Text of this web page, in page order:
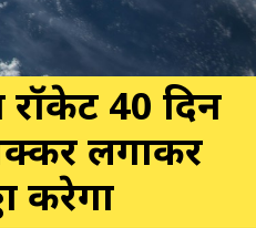
40 दिन
लगाकर
करेगा